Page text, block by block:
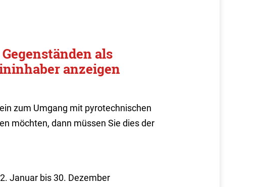
als
anzeigen
zum Umgang mit pyrotechnischen
möchten, dann müssen Sie dies der
Januar bis 30. Dezember